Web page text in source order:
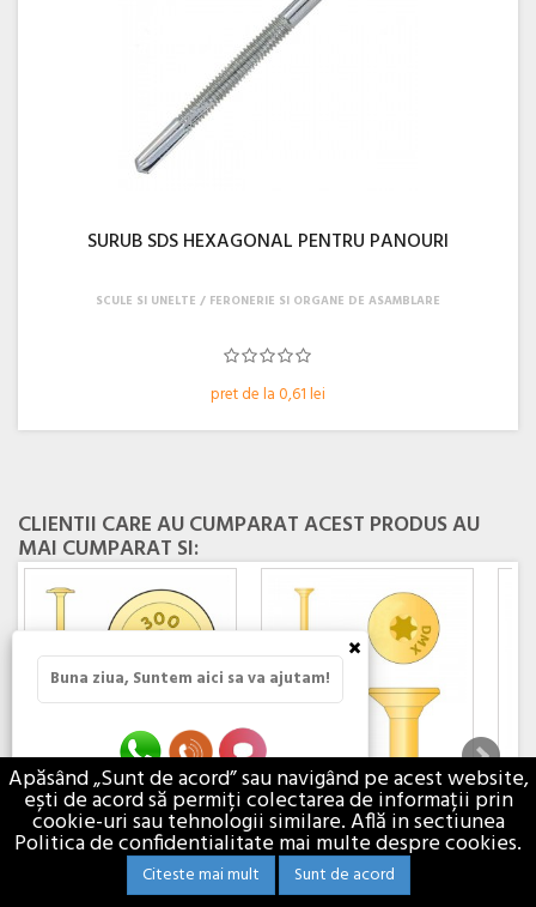
SURUB SDS HEXAGONAL PENTRU PANOURI
pret de la 0,61 lei
SCULE SI UNELTE FERONERIE SI ORGANE DE ASAMBLARE
CLIENTII CARE AU CUMPARAT ACEST PRODUS AU
MAI CUMPARAT SI:
SURUB...
Surub de tamplarie cu cap disc
SURUB...
Surub de tamplarie cu cap
conic utilizat pentru...
0,41 lei
Apăsând „Sunt de acord” sau navigând pe acest website,
ești de acord să permiți colectarea de informații prin
cookie-uri sau tehnologii similare. Află in sectiunea
Politica de confidentialitate mai multe despre cookies.
Citeste mai mult Sunt de acord
×
Buna ziua, Suntem aici sa va ajutam!